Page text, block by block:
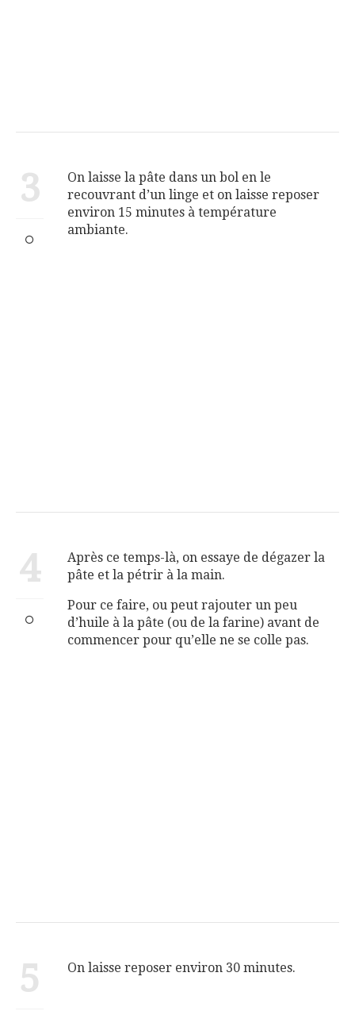
3
On laisse la pâte dans un bol en le
recouvrant d’un linge et on laisse reposer
environ 15 minutes à température
ambiante.
4
Après ce temps-là, on essaye de dégazer la
pâte et la pétrir à la main.
Pour ce faire, ou peut rajouter un peu
d’huile à la pâte (ou de la farine) avant de
commencer pour qu’elle ne se colle pas.
5 On laisse reposer environ 30 minutes.